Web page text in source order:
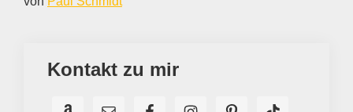
Kontakt zu mir